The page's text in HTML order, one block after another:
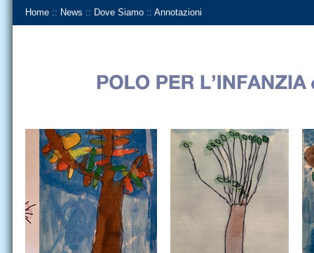
Home :: News :: Dove Siamo :: Annotazioni